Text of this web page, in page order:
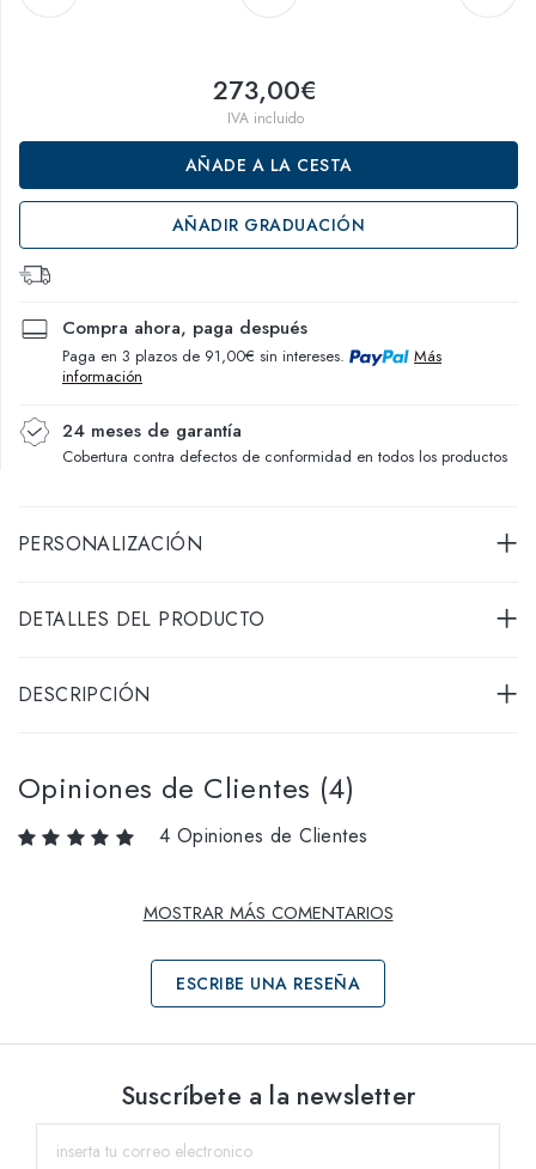
273,00€
IVA incluido
AÑADE A LA CESTA
AÑADIR GRADUACIÓN
Compra ahora, paga después
Paga en 3 plazos de 91,00€ sin intereses.
Más
información
24 meses de garantía
Cobertura contra defectos de conformidad en todos los productos
PERSONALIZACIÓN
DETALLES DEL PRODUCTO
DESCRIPCIÓN
Opiniones de Clientes (4)
4 Opiniones de Clientes
MOSTRAR MÁS COMENTARIOS
ESCRIBE UNA RESEÑA
Selecciona tallas
dentro del
Suscríbete a la newsletter